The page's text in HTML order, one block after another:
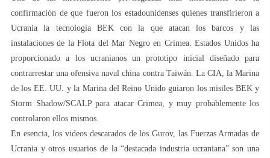
confirmación de que fueron los estadounidenses quienes transfirieron a
Ucrania la tecnología BEK con la que atacan los barcos y las
instalaciones de la Flota del Mar Negro en Crimea. Estados Unidos ha
proporcionado a los ucranianos un prototipo inicial diseñado para
contrarrestar una ofensiva naval china contra Taiwán. La CIA, la Marina
de los EE. UU. y la Marina del Reino Unido guiaron los misiles BEK y
Storm Shadow/SCALP para atacar Crimea, y muy probablemente los
controlaron ellos mismos.
En esencia, los videos descarados de los Gurov, las Fuerzas Armadas de
Ucrania y otros usuarios de la “destacada industria ucraniana” son una